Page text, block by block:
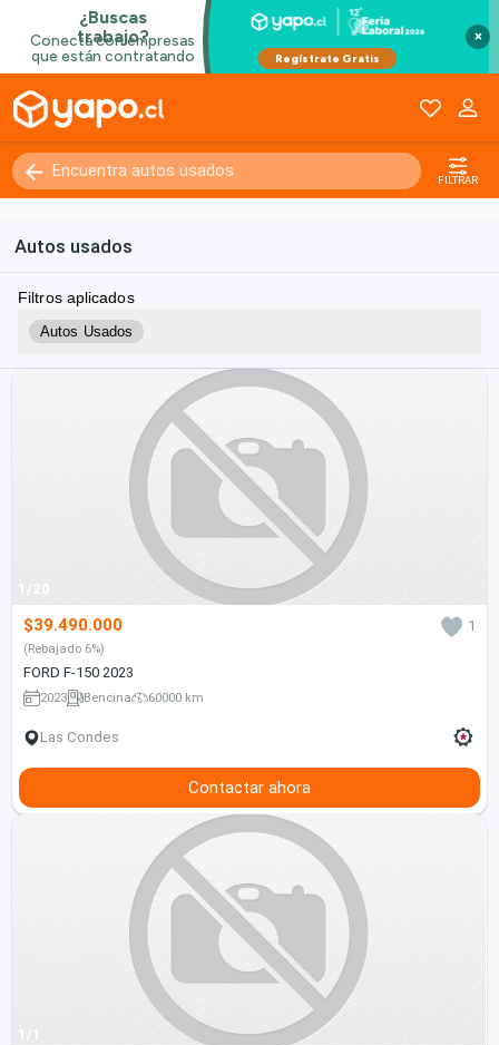
×
FILTRAR
Autos usados
Filtros aplicados
Autos Usados
1/20
$39.490.000 1
(Rebajado 6%)
FORD F-150 2023
2023 Bencina 60000 km
Las Condes
Contactar ahora
1/1